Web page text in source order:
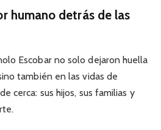
humano detrás de las
Escobar no solo dejaron huella
también en las vidas de
cerca: sus hijos, sus familias y